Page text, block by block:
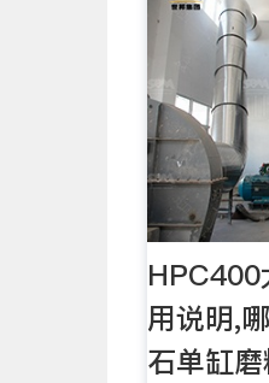
用说明,
石单缸